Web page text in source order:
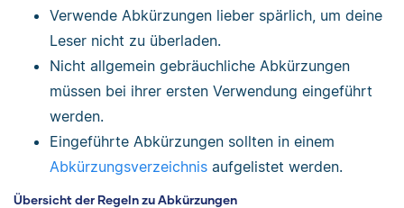
Verwende Abkürzungen lieber spärlich, um deine
Leser nicht zu überladen.
Nicht allgemein gebräuchliche Abkürzungen
müssen bei ihrer ersten Verwendung eingeführt
werden.
Eingeführte Abkürzungen sollten in einem
Abkürzungsverzeichnis aufgelistet werden.
Übersicht der Regeln zu Abkürzungen